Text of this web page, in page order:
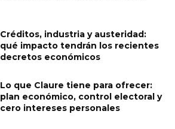
Créditos, industria y austeridad:
qué impacto tendrán los recientes
decretos económicos
Lo que Claure tiene para ofrecer:
plan económico, control electoral y
cero intereses personales